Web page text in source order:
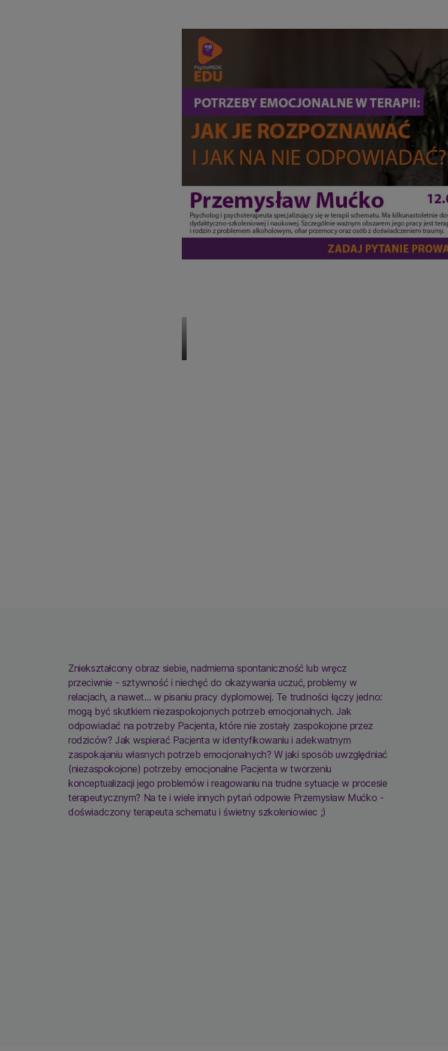
Zniekształcony obraz siebie, nadmierna spontaniczność lub wręcz
przeciwnie - sztywność i niechęć do okazywania uczuć, problemy w
relacjach, a nawet… w pisaniu pracy dyplomowej. Te trudności łączy jedno:
mogą być skutkiem niezaspokojonych potrzeb emocjonalnych. Jak
odpowiadać na potrzeby Pacjenta, które nie zostały zaspokojone przez
rodziców? Jak wspierać Pacjenta w identyfikowaniu i adekwatnym
zaspokajaniu własnych potrzeb emocjonalnych? W jaki sposób uwzględniać
(niezaspokojone) potrzeby emocjonalne Pacjenta w tworzeniu
konceptualizacji jego problemów i reagowaniu na trudne sytuacje w procesie
terapeutycznym? Na te i wiele innych pytań odpowie Przemysław Mućko -
doświadczony terapeuta schematu i świetny szkoleniowiec ;)